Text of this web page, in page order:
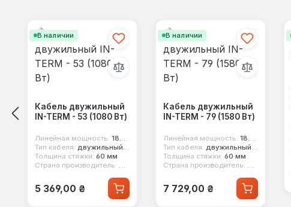
В наличии
Кабель двужильный
IN-TERM - 53 (1080 Вт)
Линейная мощность: 18.5 вт/м
Тип кабеля: двужильный экранированный
Толщина стяжки: 60 мм
Страна производитель: Чехия
Обычная цена:
5 369,00 ₴
В наличии
Кабель двужильный
IN-TERM - 79 (1580 Вт)
Линейная мощность: 18.5 вт/м
Тип кабеля: двужильный экранированный
Толщина стяжки: 60 мм
Страна производитель: Чехия
Обычная цена:
7 729,00 ₴